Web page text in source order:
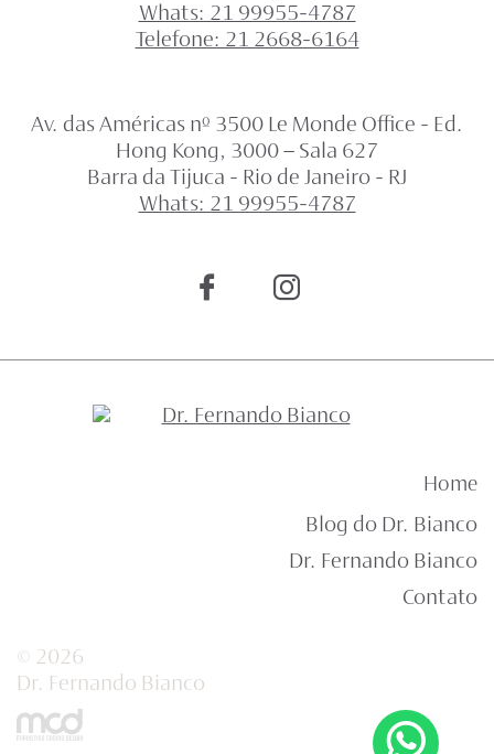
Whats: 21 99955-4787
Telefone: 21 2668-6164
Av. das Américas nº 3500 Le Monde Office - Ed.
Hong Kong, 3000 – Sala 627
Barra da Tijuca - Rio de Janeiro - RJ
Whats: 21 99955-4787
Home
Blog do Dr. Bianco
Dr. Fernando Bianco
Contato
© 2026
Dr. Fernando Bianco